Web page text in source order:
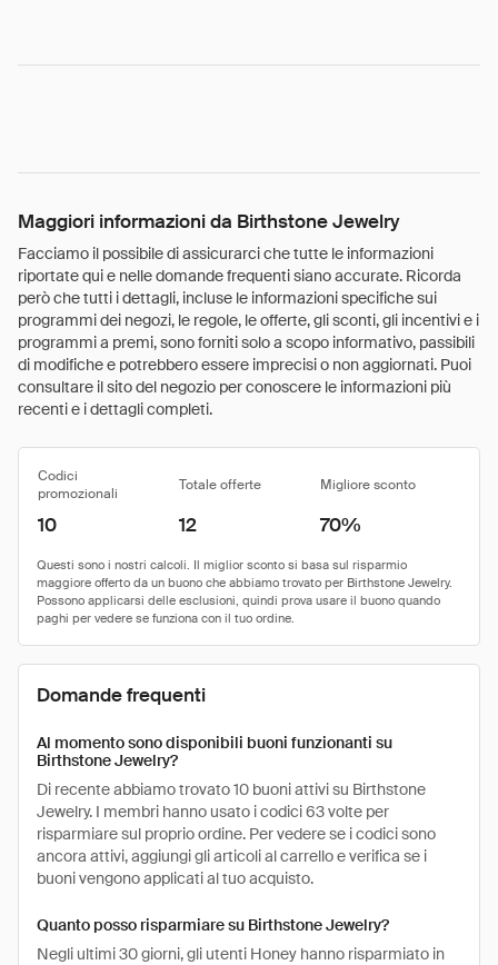
Maggiori informazioni da Birthstone Jewelry
Facciamo il possibile di assicurarci che tutte le informazioni
riportate qui e nelle domande frequenti siano accurate. Ricorda
però che tutti i dettagli, incluse le informazioni specifiche sui
programmi dei negozi, le regole, le offerte, gli sconti, gli incentivi e i
programmi a premi, sono forniti solo a scopo informativo, passibili
di modifiche e potrebbero essere imprecisi o non aggiornati. Puoi
consultare il sito del negozio per conoscere le informazioni più
recenti e i dettagli completi.
Codici
promozionali
Totale offerte Migliore sconto
10 12 70%
Domande frequenti
Al momento sono disponibili buoni funzionanti su
Birthstone Jewelry?
Di recente abbiamo trovato 10 buoni attivi su Birthstone
Jewelry. I membri hanno usato i codici 63 volte per
risparmiare sul proprio ordine. Per vedere se i codici sono
ancora attivi, aggiungi gli articoli al carrello e verifica se i
buoni vengono applicati al tuo acquisto.
Quanto posso risparmiare su Birthstone Jewelry?
Negli ultimi 30 giorni, gli utenti Honey hanno risparmiato in